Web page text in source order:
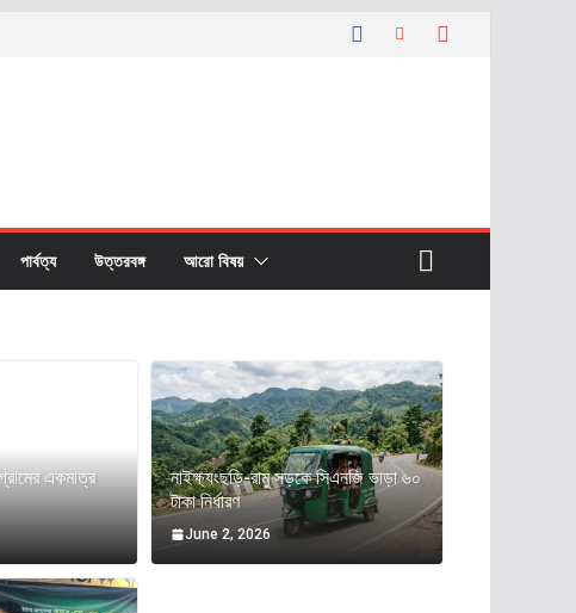
পার্বত্য উত্তরবঙ্গ আরো বিষয়
একমাত্র
নাইক্ষ্যংছড়ি-রামু সড়কে সিএনজি ভাড়া ৬০
টাকা নির্ধারণ
June 2, 2026